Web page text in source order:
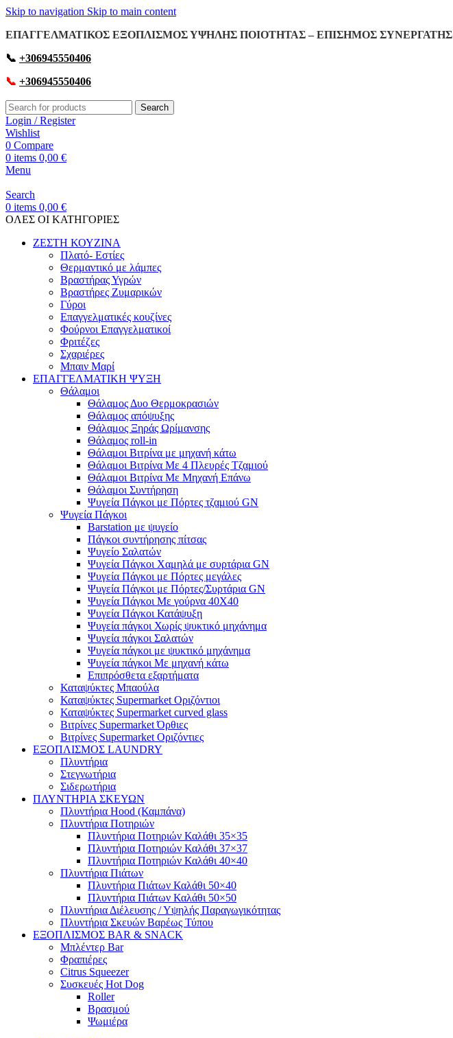
Skip to navigation Skip to main content
ΕΠΑΓΓΕΛΜΑΤΙΚΟΣ ΕΞΟΠΛΙΣΜΟΣ ΥΨΗΛΗΣ ΠΟΙΟΤΗΤΑΣ – ΕΠΙΣΗΜΟΣ ΣΥΝΕΡΓΑΤΗΣ
📞 +306945550406
📞 +306945550406
Search
Login / Register
Wishlist
0 Compare
0 items 0,00 €
Menu
Search
0 items 0,00 €
OΛΕΣ ΟΙ ΚΑΤΗΓΟΡΙΕΣ
ΖΕΣΤΗ ΚΟΥΖΙΝΑ
Πλατό- Εστίες
Θερμαντικό με λάμπες
Βραστήρας Υγρών
Βραστήρες Ζυμαρικών
Γύροι
Επαγγελματικές κουζίνες
Φούρνοι Επαγγελματικοί
Φριτέζες
Σχαριέρες
Μπαιν Μαρί
ΕΠΑΓΓΕΛΜΑΤΙΚΗ ΨΥΞΗ
Θάλαμοι
Θάλαμος Δυο Θερμοκρασιών
Θάλαμος απόψυξης
Θάλαμος Ξηράς Ωρίμανσης
Θάλαμος roll-in
Θάλαμοι Βιτρίνα με μηχανή κάτω
Θάλαμοι Βιτρίνα Με 4 Πλευρές Τζαμιού
Θάλαμοι Βιτρίνα Με Μηχανή Επάνω
Θάλαμοι Συντήρηση
Ψυγεία Πάγκοι με Πόρτες τζαμιού GN
Ψυγεία Πάγκοι
Barstation με ψυγείο
Πάγκοι συντήρησης πίτσας
Ψυγείο Σαλατών
Ψυγεία Πάγκοι Χαμηλά με συρτάρια GN
Ψυγεία Πάγκοι με Πόρτες μεγάλες
Ψυγεία Πάγκοι με Πόρτες/Συρτάρια GN
Ψυγεία Πάγκοι Με γούρνα 40Χ40
Ψυγεία Πάγκοι Κατάψυξη
Ψυγεία πάγκοι Χωρίς ψυκτικό μηχάνημα
Ψυγεία πάγκοι Σαλατών
Ψυγεία πάγκοι με ψυκτικό μηχάνημα
Ψυγεία πάγκοι Με μηχανή κάτω
Επιπρόσθετα εξαρτήματα
Καταψύκτες Μπαούλα
Καταψύκτες Supermarket Οριζόντιοι
Καταψύκτες Supermarket curved glass
Βιτρίνες Supermarket Όρθιες
Βιτρίνες Supermarket Οριζόντιες
ΕΞΟΠΛΙΣΜΟΣ LAUNDRY
Πλυντήρια
Στεγνωτήρια
Σιδερωτήρια
ΠΛΥΝΤΗΡΙΑ ΣΚΕΥΩΝ
Πλυντήρια Hood (Καμπάνα)
Πλυντήρια Ποτηριών
Πλυντήρια Ποτηριών Καλάθι 35×35
Πλυντήρια Ποτηριών Καλάθι 37×37
Πλυντήρια Ποτηριών Καλάθι 40×40
Πλυντήρια Πιάτων
Πλυντήρια Πιάτων Καλάθι 50×40
Πλυντήρια Πιάτων Καλάθι 50×50
Πλυντήρια Διέλευσης / Υψηλής Παραγωγικότητας
Πλυντήρια Σκευών Βαρέως Τύπου
ΕΞΟΠΛΙΣΜΟΣ BAR & SNACK
Μπλέντερ Bar
Φραπιέρες
Citrus Squeezer
Συσκευές Hot Dog
Roller
Βρασμού
Ψωμιέρα